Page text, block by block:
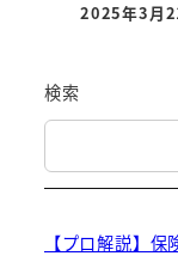
投稿日
2025年3月
検索
【プロ解説】